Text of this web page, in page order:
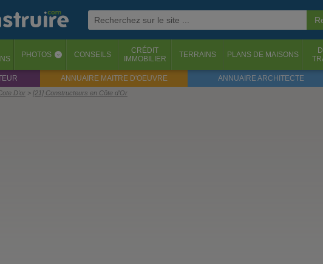
PHOTOS ‹ CONSEILS
CRÉDIT
IMMOBILIER
TERRAINS PLANS DE MAISONS
ANNUAIRE MAITRE D'OEUVRE ANNUAIRE ARCHITECTE
D'or [21] Constructeurs en Côte d'Or